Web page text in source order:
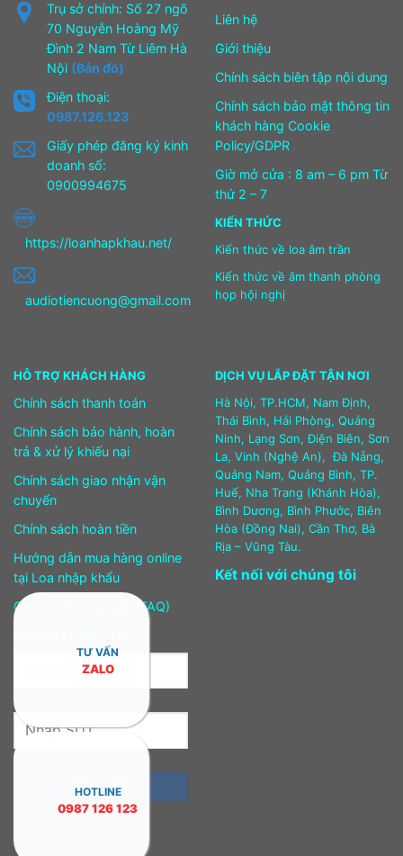
Trụ sở chính: Số 27 ngõ
70 Nguyễn Hoàng Mỹ
Đình 2 Nam Từ Liêm Hà
Nội (Bản đồ)
Điện thoại:
0987.126.123
Giấy phép đăng ký kinh
doanh số:
0900994675
https://loanhapkhau.net/
audiotiencuong@gmail.com
Liên hệ
Giới thiệu
Chính sách biên tập nội dung
Chính sách bảo mật thông tin
khách hàng Cookie
Policy/GDPR
Giờ mở cửa : 8 am – 6 pm Từ
thứ 2 – 7
KIẾN THỨC
Kiến thức về loa âm trần
Kiến thức về âm thanh phòng
họp hội nghị
HỖ TRỢ KHÁCH HÀNG
Chính sách thanh toán
Chính sách bảo hành, hoàn
trả & xử lý khiếu nại
Chính sách giao nhận vận
chuyển
Chính sách hoàn tiền
Hướng dẫn mua hàng online
tại Loa nhập khẩu
Câu hỏi thường gặp (FAQ)
DỊCH VỤ LẮP ĐẶT TẬN NƠI
Hà Nội, TP.HCM, Nam Định,
Thái Bình, Hải Phòng, Quảng
Ninh, Lạng Sơn, Điện Biên, Sơn
La, Vinh (Nghệ An), Đà Nẵng,
Quảng Nam, Quảng Bình, TP.
Huế, Nha Trang (Khánh Hòa),
Bình Dương, Bình Phước, Biên
Hòa (Đồng Nai), Cần Thơ, Bà
Rịa – Vũng Tàu.
Kết nối với chúng tôi
TƯ VẤN
ZALO
HOTLINE
0987 126 123